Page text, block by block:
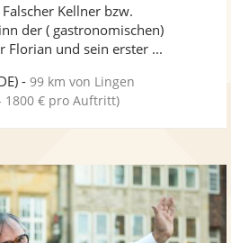
Kellner bzw.
der ( gastronomischen)
Florian und sein erster ...
-99 km von Lingen
1800 € pro Auftritt)